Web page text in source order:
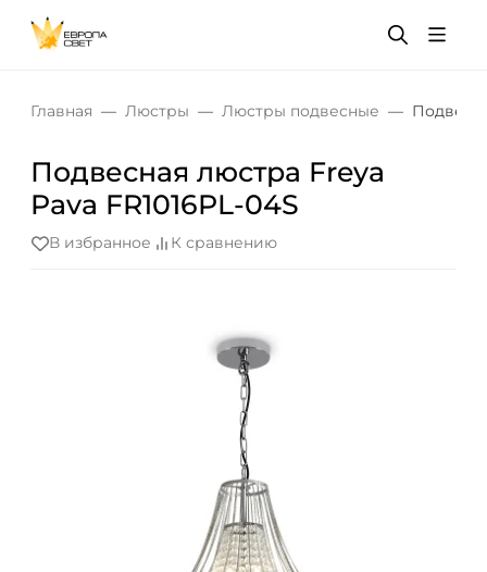
Главная Люстры Люстры подвесные
Подвесная люстра Freya
Pava FR1016PL-04S
В избранное К сравнению